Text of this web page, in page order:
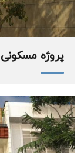
پروژه مسکونی